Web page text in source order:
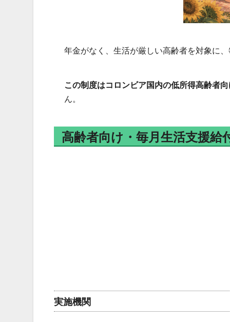
年金がなく、生活が厳しい高齢者を対象に
この制度はコロンビア国内の低所得高齢者
ん。
高齢者向け・毎月生活支援給
実施機関